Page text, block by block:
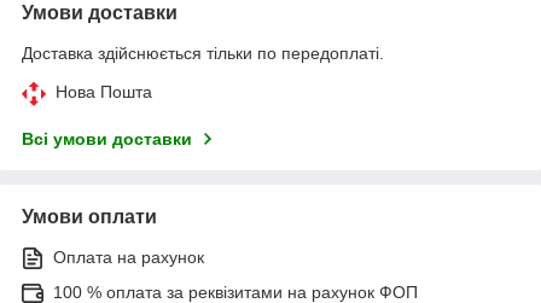
Умови доставки
Доставка здійснюється тільки по передоплаті.
Нова Пошта
Всі умови доставки
Умови оплати
Оплата на рахунок
100 % оплата за реквізитами на рахунок ФОП